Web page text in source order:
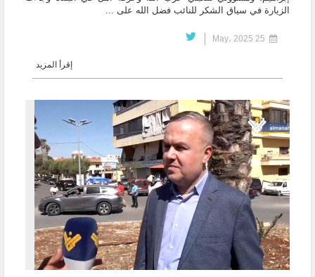
الزيارة في سياق الشكر للنائب فضل الله على ...
إقرأ المزيد